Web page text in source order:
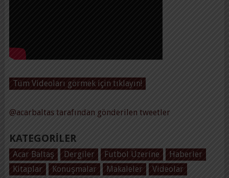
Tüm Videoları görmek için tıklayın!
@acarbaltas tarafından gönderilen tweetler
KATEGORILER
Acar Baltaş Dergiler Futbol Üzerine
Haberler
Kitaplar
Konuşmalar Makaleler
Videolar